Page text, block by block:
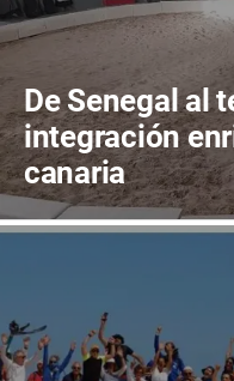
De Senegal al
integración
canaria